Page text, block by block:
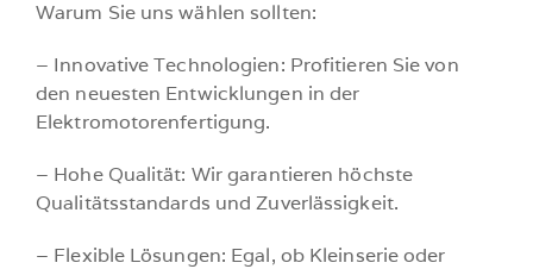
Warum Sie uns wählen sollten:
– Innovative Technologien: Profitieren Sie von
den neuesten Entwicklungen in der
Elektromotorenfertigung.
– Hohe Qualität: Wir garantieren höchste
Qualitätsstandards und Zuverlässigkeit.
– Flexible Lösungen: Egal, ob Kleinserie oder